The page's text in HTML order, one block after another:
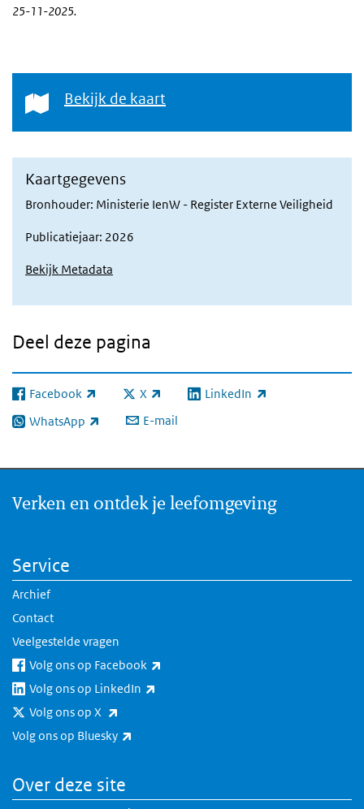
25-11-2025.
Bekijk de kaart
Bekijk de kaart
Kaartgegevens
Bronhouder: Ministerie IenW - Register Externe Veiligheid
Publicatiejaar: 2026
Bekijk Metadata
Deel deze pagina
Facebook
(externe link) X
(externe link) LinkedIn
(externe link)
WhatsApp
(externe link) E-mail
Verken en ontdek je leefomgeving
Service
Archief
Contact
Veelgestelde vragen
Volg ons op Facebook
Volg ons op LinkedIn
Volg ons op X
Volg ons op Bluesky
Over deze site